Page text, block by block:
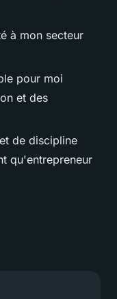
à mon secteur
pour moi
et des
de discipline
qu'entrepreneur